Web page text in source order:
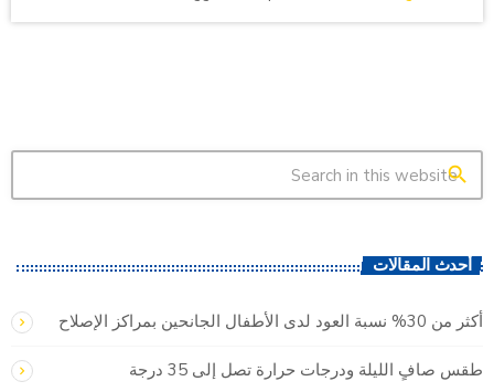
search
أحدث المقالات
أكثر من 30% نسبة العود لدى الأطفال الجانحين بمراكز الإصلاح
طقس صافٍ الليلة ودرجات حرارة تصل إلى 35 درجة